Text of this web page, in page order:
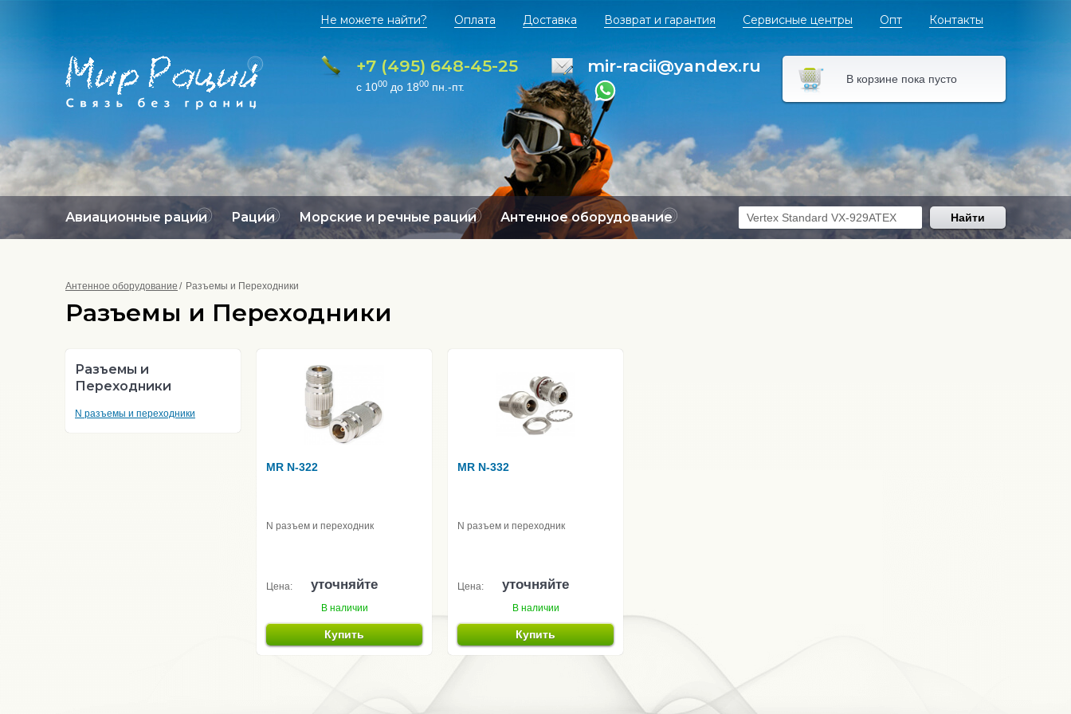
Не можете найти? Оплата Доставка Возврат и гарантия Сервисные центры Опт Контакты
+7 (495) 648-45-25
с 1000 до 1800 пн.-пт.
mir-racii@yandex.ru
В корзине пока пусто
Авиационные рации Рации Морские и речные рации Антенное оборудование Найти
Антенное оборудование Разъемы и Переходники
Разъемы и Переходники
Разъемы и
Переходники
N разъемы и переходники
MR N-322
N разъем и переходник
Цена: уточняйте
В наличии
Купить
MR N-332
N разъем и переходник
Цена: уточняйте
В наличии
Купить